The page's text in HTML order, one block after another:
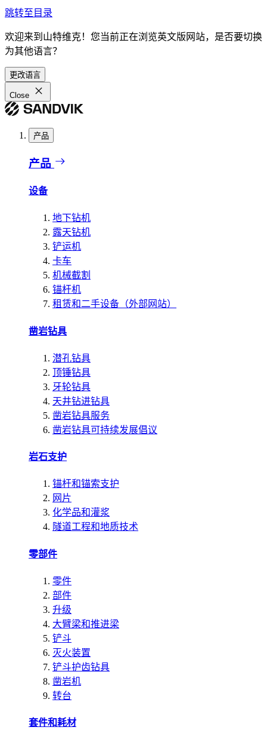
跳转至目录
欢迎来到山特维克！您当前正在浏览英文版网站，是否要切换
为其他语言？
更改语言
Close
产品
产品
设备
地下钻机
露天钻机
铲运机
卡车
机械截割
锚杆机
租赁和二手设备（外部网站）
凿岩钻具
潜孔钻具
顶锤钻具
牙轮钻具
天井钻进钻具
凿岩钻具服务
凿岩钻具可持续发展倡议
岩石支护
锚杆和锚索支护
网片
化学品和灌浆
隧道工程和地质技术
零部件
零件
部件
升级
大臂梁和推进梁
铲斗
灭火装置
铲斗护齿钻具
凿岩机
转台
套件和耗材